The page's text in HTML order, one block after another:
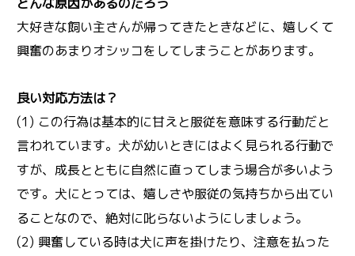
大好きな飼い主さんが帰ってきたときなどに、嬉しくて
興奮のあまりオシッコをしてしまうことがあります。
良い対応方法は？
(1) この行為は基本的に甘えと服従を意味する行動だと
言われています。
犬が幼いときにはよく見られる行動で
すが、成長とともに自然に直ってしまう場合が多いよう
です。
犬にとっては、嬉しさや服従の気持ちから出てい
ることなので、絶対に叱らないようにしましょう。
(2) 興奮している時は犬に声を掛けたり、注意を払った